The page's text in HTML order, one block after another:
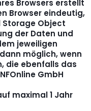
Browsers erstellt
Browser eindeutig,
Storage Object
der Daten und
jeweiligen
möglich, wenn
die ebenfalls das
GmbH
maximal 1 Jahr